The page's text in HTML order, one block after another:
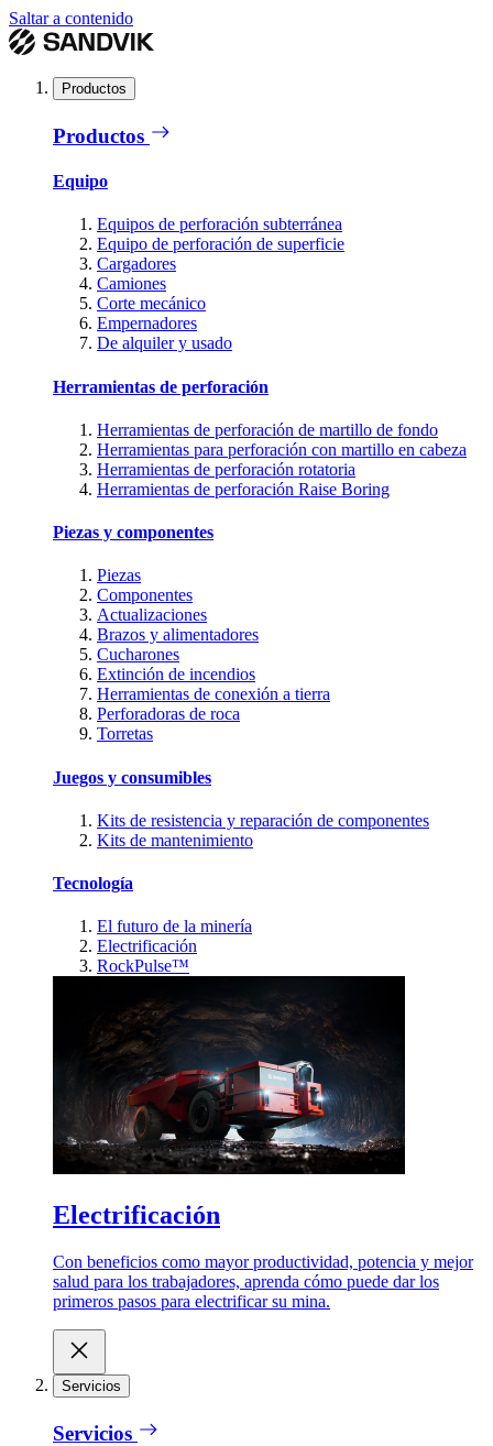
Saltar a contenido
Productos
Productos
Equipo
Equipos de perforación subterránea
Equipo de perforación de superficie
Cargadores
Camiones
Corte mecánico
Empernadores
De alquiler y usado
Herramientas de perforación
Herramientas de perforación de martillo de fondo
Herramientas para perforación con martillo en cabeza
Herramientas de perforación rotatoria
Herramientas de perforación Raise Boring
Piezas y componentes
Piezas
Componentes
Actualizaciones
Brazos y alimentadores
Cucharones
Extinción de incendios
Herramientas de conexión a tierra
Perforadoras de roca
Torretas
Juegos y consumibles
Kits de resistencia y reparación de componentes
Kits de mantenimiento
Tecnología
El futuro de la minería
Electrificación
RockPulse™
Electrificación
Con beneficios como mayor productividad, potencia y mejor
salud para los trabajadores, aprenda cómo puede dar los
primeros pasos para electrificar su mina.
Servicios
Servicios